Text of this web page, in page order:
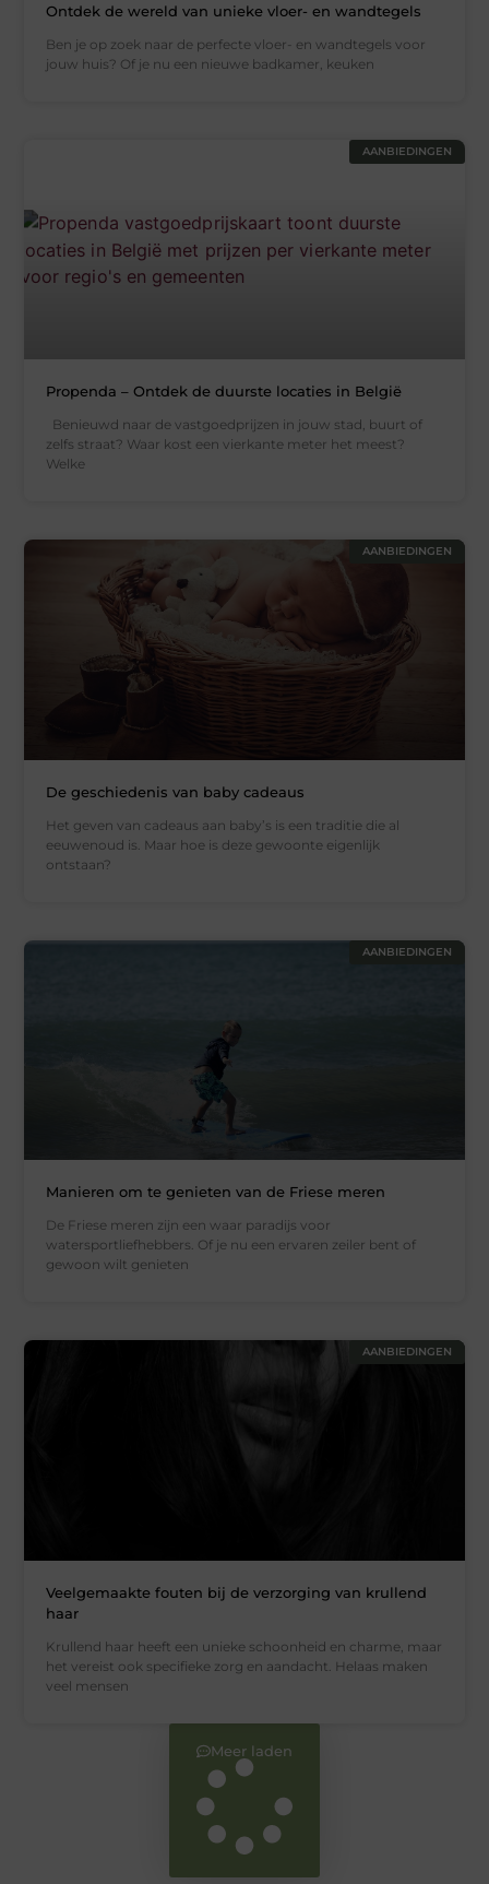
Ontdek de wereld van unieke vloer- en wandtegels
Ben je op zoek naar de perfecte vloer- en wandtegels voor
jouw huis? Of je nu een nieuwe badkamer, keuken
AANBIEDINGEN
Propenda – Ontdek de duurste locaties in België
Benieuwd naar de vastgoedprijzen in jouw stad, buurt of
zelfs straat? Waar kost een vierkante meter het meest?
Welke
AANBIEDINGEN
De geschiedenis van baby cadeaus
Het geven van cadeaus aan baby’s is een traditie die al
eeuwenoud is. Maar hoe is deze gewoonte eigenlijk
ontstaan?
AANBIEDINGEN
Manieren om te genieten van de Friese meren
De Friese meren zijn een waar paradijs voor
watersportliefhebbers. Of je nu een ervaren zeiler bent of
gewoon wilt genieten
AANBIEDINGEN
Veelgemaakte fouten bij de verzorging van krullend
haar
Krullend haar heeft een unieke schoonheid en charme, maar
het vereist ook specifieke zorg en aandacht. Helaas maken
veel mensen
Meer laden